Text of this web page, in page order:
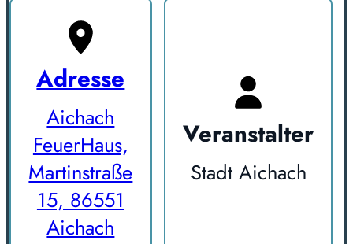
Adresse
Aichach
FeuerHaus,
Martinstraße
15, 86551
Aichach
Veranstalter
Stadt Aichach